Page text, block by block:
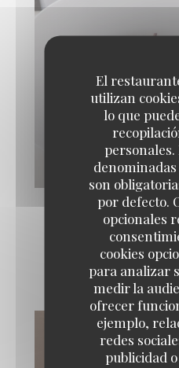
El
utilizan
lo que
personales.
son
por defecto.
opcionales
cookies
para analizar
medir la
ofrecer
ejemplo,
redes
publicidad